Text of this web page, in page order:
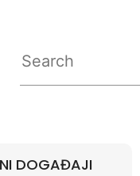
DOGAĐAJI